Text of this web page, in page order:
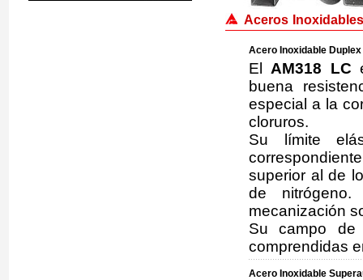
Aceros
Acero Inoxidable Duplex
El AM318 LC
buena
especial a la
cloruros.
Su límite
superior al de
de
mecanización
Su campo de
comprendidas
Acero Inoxidable